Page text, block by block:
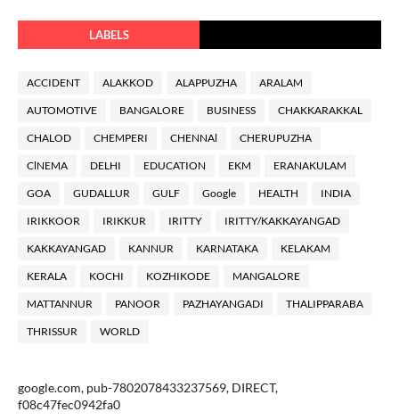
LABELS
ACCIDENT ALAKKOD ALAPPUZHA ARALAM
AUTOMOTIVE BANGALORE BUSINESS CHAKKARAKKAL
CHALOD CHEMPERI CHENNAl CHERUPUZHA
ClNEMA DELHI EDUCATION EKM ERANAKULAM
GOA GUDALLUR GULF Google HEALTH INDIA
IRIKKOOR IRIKKUR IRITTY IRITTY/KAKKAYANGAD
KAKKAYANGAD KANNUR KARNATAKA KELAKAM
KERALA KOCHI KOZHIKODE MANGALORE
MATTANNUR PANOOR PAZHAYANGADI THALIPPARABA
THRISSUR WORLD
google.com, pub-7802078433237569, DIRECT,
f08c47fec0942fa0